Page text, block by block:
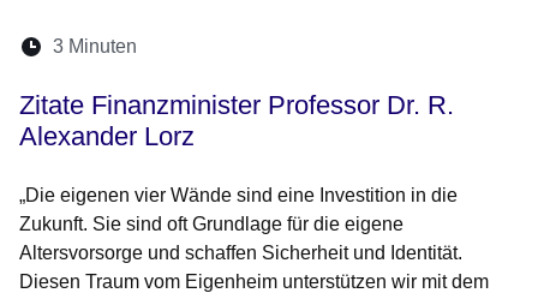
Lesedauer:
3 Minuten
Zitate Finanzminister Professor Dr. R.
Alexander Lorz
„Die eigenen vier Wände sind eine Investition in die
Zukunft. Sie sind oft Grundlage für die eigene
Altersvorsorge und schaffen Sicherheit und Identität.
Diesen Traum vom Eigenheim unterstützen wir mit dem